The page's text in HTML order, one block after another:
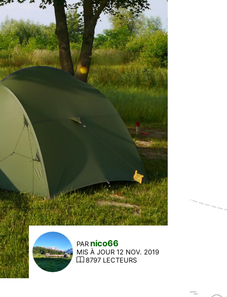
PAR nico66
MIS À JOUR 12 NOV. 2019
8797 LECTEURS